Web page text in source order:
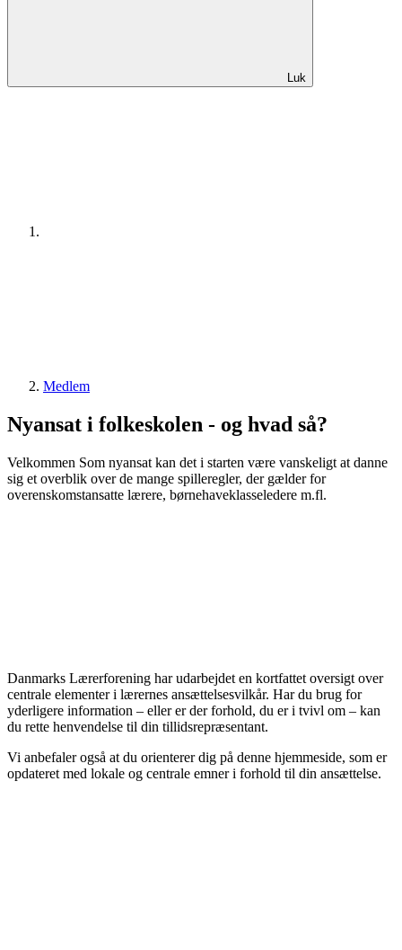
Luk
Medlem
Nyansat i folkeskolen - og hvad så?
Velkommen Som nyansat kan det i starten være vanskeligt at danne
sig et overblik over de mange spilleregler, der gælder for
overenskomstansatte lærere, børnehaveklasseledere m.fl.
Danmarks Lærerforening har udarbejdet en kortfattet oversigt over
centrale elementer i lærernes ansættelsesvilkår. Har du brug for
yderligere information – eller er der forhold, du er i tvivl om – kan
du rette henven­delse til din tillidsrepræsentant.
Vi anbefaler også at du orienterer dig på denne hjemmeside, som er
opdateret med lokale og centrale emner i forhold til din ansættelse.